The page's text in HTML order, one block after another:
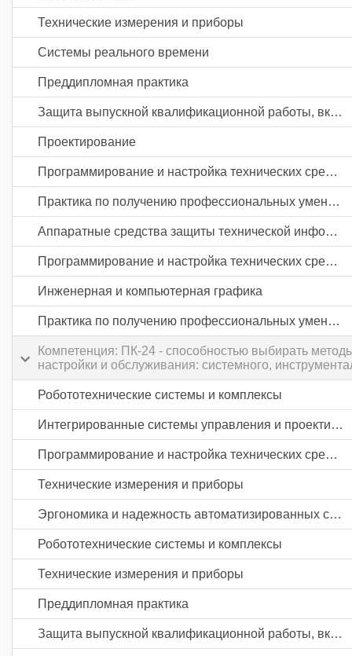
Технические измерения и приборы
Системы реального времени
Преддипломная практика
Защита выпускной квалификационной работы, включая подготовку к процедуре защиты и процедуру защиты
Проектирование
Программирование и настройка технических средств автоматизации и управления
Практика по получению профессиональных умений и опыта профессиональной деятельности
Аппаратные средства защиты технической информации на промышленных предприятиях
Программирование и настройка технических средств автоматизации и управления
Инженерная и компьютерная графика
Практика по получению профессиональных умений и опыта профессиональной деятельности
Компетенция: ПК-24 - способностью выбирать
настройки и обслуживания: системного,
Робототехнические системы и комплексы
Интегрированные системы управления и проектирования
Программирование и настройка технических средств автоматизации и управления
Технические измерения и приборы
Эргономика и надежность автоматизированных систем
Робототехнические системы и комплексы
Технические измерения и приборы
Преддипломная практика
Защита выпускной квалификационной работы, включая подготовку к процедуре защиты и процедуру защиты